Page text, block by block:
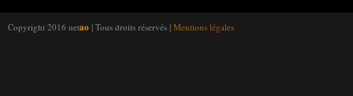
Copyright 2016 netao | Tous droits réservés | Mentions légales